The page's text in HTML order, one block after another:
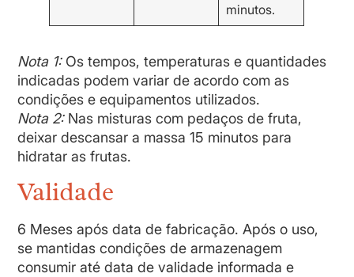
minutos.
Nota 1:Os tempos, temperaturas e quantidades
indicadas podem variar de acordo com as
condições e equipamentos utilizados.
Nota 2: Nas misturas com pedaços de fruta,
deixar descansar a massa 15 minutos para
hidratar as frutas.
Validade
6 Meses após data de fabricação. Após o uso,
se mantidas condições de armazenagem
consumir até data de validade informada e